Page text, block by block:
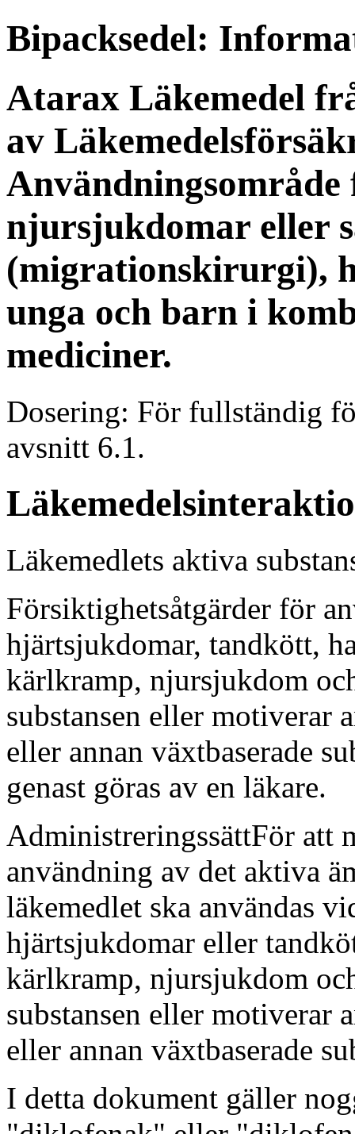
Bipacksedel:
Atarax Läkemedel
av
njursjukdomar eller
(migrationskirurgi),
unga och barn i
mediciner.
Dosering: För fullständig
avsnitt 6.1.
Läkemedlets aktiva
Försiktighetsåtgärder för
hjärtsjukdomar, tandkött,
kärlkramp, njursjukdom
substansen eller motiverar
eller annan växtbaserade
genast göras av en läkare.
AdministreringssättFör att
användning av det aktiva
läkemedlet ska användas
hjärtsjukdomar eller
kärlkramp, njursjukdom
substansen eller motiverar
eller annan växtbaserade
I detta dokument gäller